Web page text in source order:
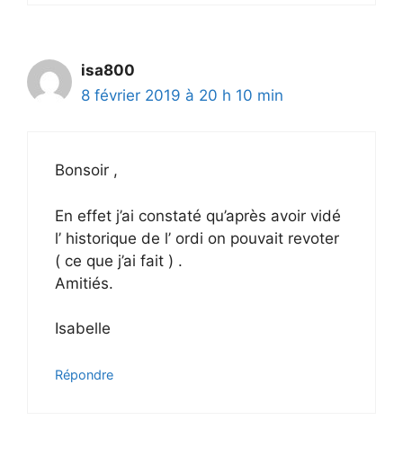
isa800
8 février 2019 à 20 h 10 min
Bonsoir ,
En effet j’ai constaté qu’après avoir vidé
l’ historique de l’ ordi on pouvait revoter
( ce que j’ai fait ) .
Amitiés.
Isabelle
Répondre